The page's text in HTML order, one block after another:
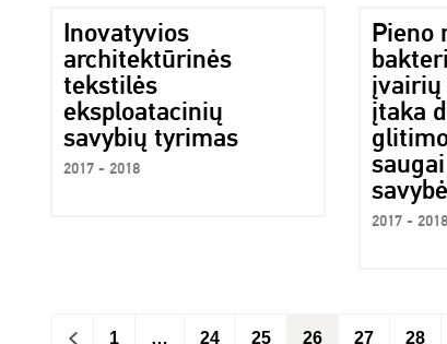
Inovatyvios
architektūrinės
tekstilės
eksploatacinių
savybių tyrimas
2017 - 2018
Pieno
įtaka
2017 - 2018
< 1 … 24 25 26 27 28